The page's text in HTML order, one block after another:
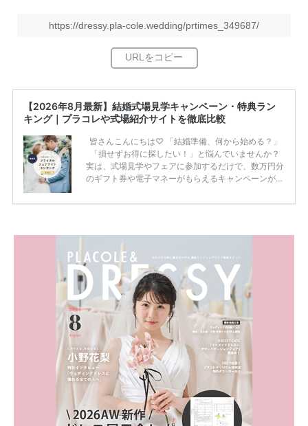
https://dressy.pla-cole.wedding/prtimes_349687/
【2026年8月最新】結婚式場見学キャンペーン・特典ラン
キング｜プラコレや式場紹介サイトを徹底比較
皆さんこんにちは♡ 「結婚準備、何から始める？」
「損せずお得に探したい！」と悩んでいませんか？
実は、式場見学やフェアに参加するだけで、数万円分
のギフト券や電子マネーがもらえるキャンペーンがあ
ため、比較せずに選ぶと損をしてしまうことも……。
内容：特典金額・条件・応募方法・注意点 「どこが
一番お得？」「プラコレの特典は？」といった疑問も
解決します。 まずは診断で候補を絞れる「ウェディ
ング診断」か、体験型 […]
続きを読む